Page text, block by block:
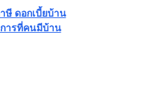
ษี ดอกเบี้ยบ้าน
ารที่คนมีบ้าน